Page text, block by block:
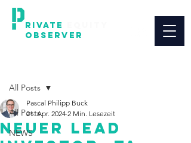
RIVATE
OBSERVER
All Posts
NEWS
All Posts
Neuer Lead
Pascal Philipp Buck
21. Apr. 2024 2 Min. Lesezeit